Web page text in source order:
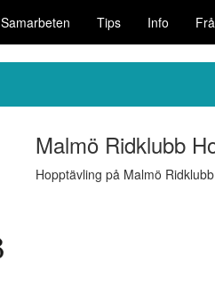
Samarbeten Tips Info
Malmö Ridklubb
Hopptävling på Malmö Ridklubb